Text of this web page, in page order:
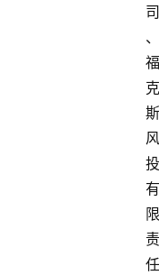
司
、
福
克
斯
风
投
有
限
责
任